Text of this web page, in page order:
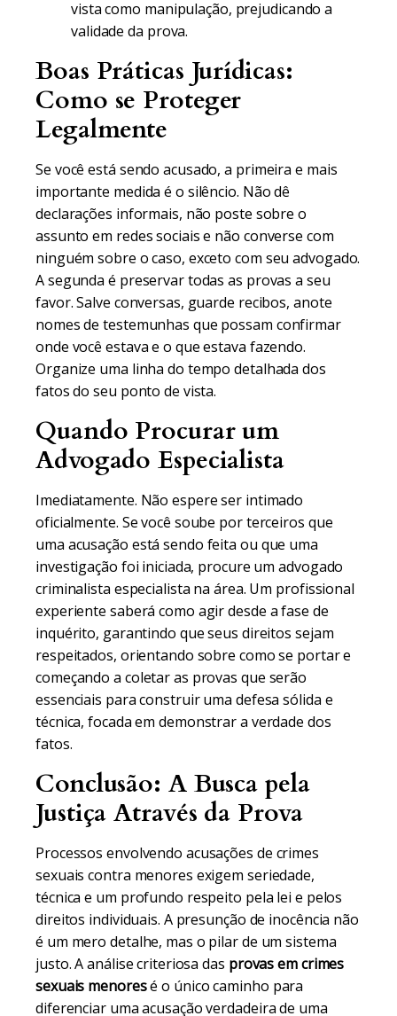
vista como manipulação, prejudicando a
validade da prova.
Boas Práticas Jurídicas:
Como se Proteger
Legalmente
Se você está sendo acusado, a primeira e mais
importante medida é o silêncio. Não dê
declarações informais, não poste sobre o
assunto em redes sociais e não converse com
ninguém sobre o caso, exceto com seu advogado.
A segunda é preservar todas as provas a seu
favor. Salve conversas, guarde recibos, anote
nomes de testemunhas que possam confirmar
onde você estava e o que estava fazendo.
Organize uma linha do tempo detalhada dos
fatos do seu ponto de vista.
Quando Procurar um
Advogado Especialista
Imediatamente. Não espere ser intimado
oficialmente. Se você soube por terceiros que
uma acusação está sendo feita ou que uma
investigação foi iniciada, procure um advogado
criminalista especialista na área. Um profissional
experiente saberá como agir desde a fase de
inquérito, garantindo que seus direitos sejam
respeitados, orientando sobre como se portar e
começando a coletar as provas que serão
essenciais para construir uma defesa sólida e
técnica, focada em demonstrar a verdade dos
fatos.
Conclusão: A Busca pela
Justiça Através da Prova
Processos envolvendo acusações de crimes
sexuais contra menores exigem seriedade,
técnica e um profundo respeito pela lei e pelos
direitos individuais. A presunção de inocência não
é um mero detalhe, mas o pilar de um sistema
justo. A análise criteriosa das provas em crimes
sexuais menoresé o único caminho para
diferenciar uma acusação verdadeira de uma